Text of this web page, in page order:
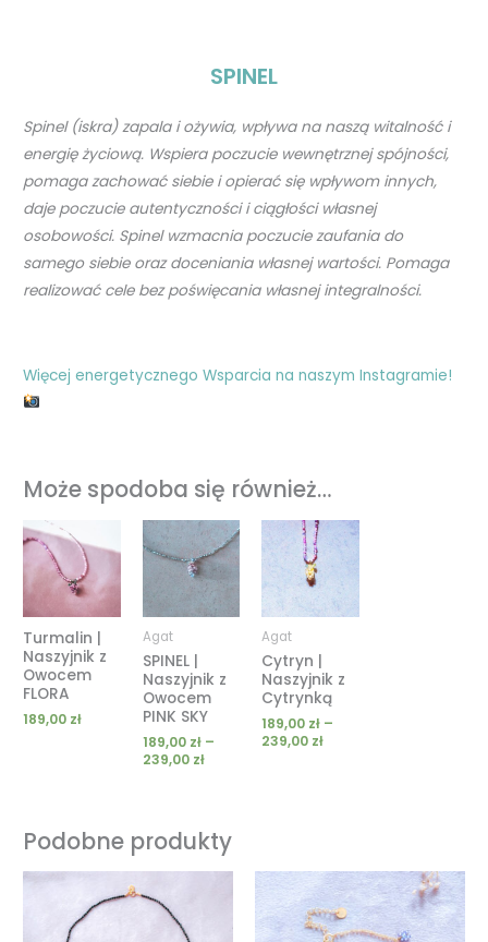
SPINEL
Spinel (iskra) zapala i ożywia, wpływa na naszą witalność i
energię życiową. Wspiera poczucie wewnętrznej spójności,
pomaga zachować siebie i opierać się wpływom innych,
daje poczucie autentyczności i ciągłości własnej
osobowości. Spinel wzmacnia poczucie zaufania do
samego siebie oraz doceniania własnej wartości. Pomaga
realizować cele bez poświęcania własnej integralności.
Więcej energetycznego Wsparcia na naszym Instagramie!
Może spodoba się również…
Turmalin |
Naszyjnik z
Owocem
FLORA
189,00 zł
Agat
SPINEL |
Naszyjnik z
Owocem
PINK SKY
189,00 zł –
239,00 zł
Zakres
cen:
od
189,00 zł
do
239,00 zł
Agat
Cytryn |
Naszyjnik z
Cytrynką
189,00 zł –
239,00 zł
Zakres
cen:
od
do
239,00 zł
Podobne produkty
cen:
od
119,00 zł